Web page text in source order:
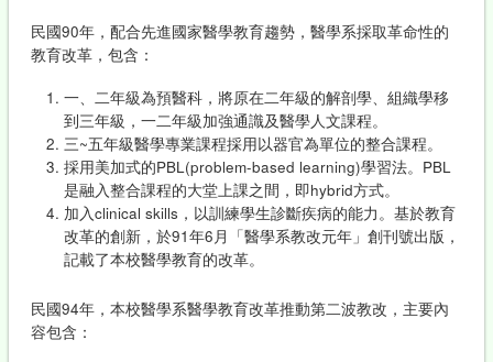
民國90年，配合先進國家醫學教育趨勢，醫學系採取革命性的
教育改革，包含：
一、二年級為預醫科，將原在二年級的解剖學、組織學移
到三年級，一二年級加強通識及醫學人文課程。
三~五年級醫學專業課程採用以器官為單位的整合課程。
採用美加式的PBL(problem-based learning)學習法。PBL
是融入整合課程的大堂上課之間，即hybrid方式。
加入clinical skills，以訓練學生診斷疾病的能力。基於教育
改革的創新，於91年6月「醫學系教改元年」創刊號出版，
記載了本校醫學教育的改革。
民國94年，本校醫學系醫學教育改革推動第二波教改，主要內
容包含：